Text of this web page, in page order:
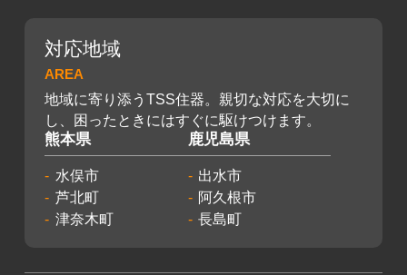
対応地域
AREA
地域に寄り添うTSS住器。親切な対応を大切に
し、困ったときにはすぐに駆けつけます。
熊本県
水俣市
芦北町
津奈木町
鹿児島県
出水市
阿久根市
長島町